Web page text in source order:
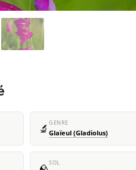
🔬 GENRE
Glaïeul (Gladiolus)
SOL